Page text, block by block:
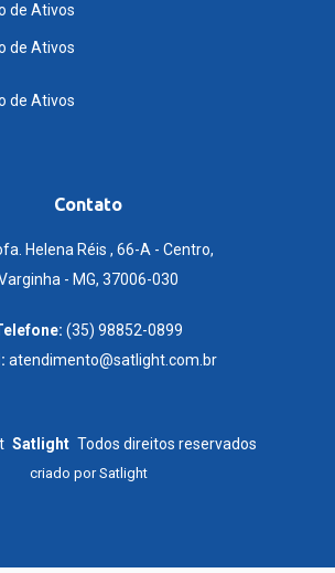
de Ativos
de Ativos
de Ativos
Contato
Helena Réis , 66-A - Centro,
- MG, 37006-030
(35) 98852-0899
atendimento@satlight.com.br
Satlight Todos direitos reservados
criado porSatlight